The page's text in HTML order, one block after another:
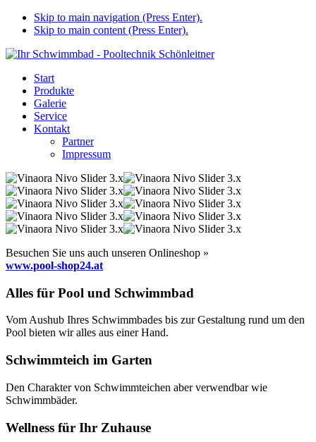
Skip to main navigation (Press Enter).
Skip to main content (Press Enter).
Start
Produkte
Galerie
Service
Kontakt
Partner
Impressum
Besuchen Sie uns auch unseren Onlineshop »
www.pool-shop24.at
Alles für Pool und Schwimmbad
Vom Aushub Ihres Schwimmbades bis zur Gestaltung rund um den
Pool bieten wir alles aus einer Hand.
Schwimmteich im Garten
Den Charakter von Schwimmteichen aber verwendbar wie
Schwimmbäder.
Wellness für Ihr Zuhause